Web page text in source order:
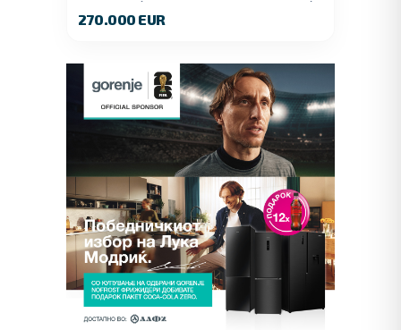
Ноември (Наспроти Селман Туризам)
270.000 EUR